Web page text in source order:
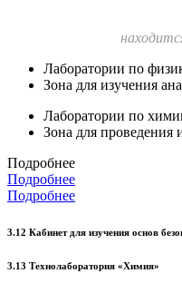
Лаборатории по
Зона для изучения
Лаборатории по
Зона для проведения
Подробнее
Подробнее
Подробнее
3.12 Кабинет для изучения основ
3.13 Технолаборатория «Химия»